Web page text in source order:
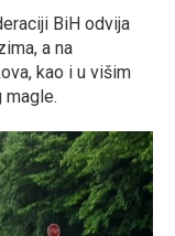
BiH odvija
a na
kao i u višim